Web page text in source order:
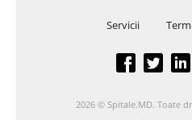
Servicii
2026 © Spitale.MD. Toate